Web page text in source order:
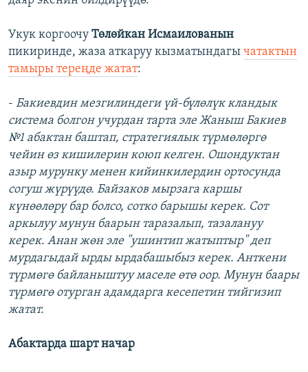
Укук коргоочу Төлөйкан Исмаилованын
пикиринде, жаза аткаруу кызматындагы чатактын
тамыры тереңде жатат:
- Бакиевдин мезгилиндеги үй-бүлөлүк кландык
система болгон учурдан тарта эле Жаныш Бакиев
№1 абактан баштап, стратегиялык түрмөлөргө
чейин өз кишилерин коюп келген. Ошондуктан
азыр мурунку менен кийинкилердин ортосунда
согуш жүрүүдө. Байзаков мырзага каршы
күнөөлөрү бар болсо, сотко барышы керек. Сот
аркылуу мунун баарын таразалып, тазалануу
керек. Анан жөн эле "ушинтип жатыптыр" деп
мурдагыдай ырды ырдабашыбыз керек. Анткени
түрмөгө байланыштуу маселе өтө оор. Мунун баары
түрмөгө отурган адамдарга кесепетин тийгизип
жатат.
Абактарда шарт начар